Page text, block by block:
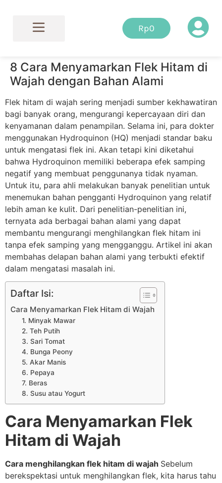
Rp0
8 Cara Menyamarkan Flek Hitam di
Wajah dengan Bahan Alami
Flek hitam di wajah sering menjadi sumber kekhawatiran
bagi banyak orang, mengurangi kepercayaan diri dan
kenyamanan dalam penampilan. Selama ini, para dokter
menggunakan Hydroquinon (HQ) menjadi standar baku
untuk mengatasi flek ini. Akan tetapi kini diketahui
bahwa Hydroquinon memiliki beberapa efek samping
negatif yang membuat penggunanya tidak nyaman.
Untuk itu, para ahli melakukan banyak penelitian untuk
menemukan bahan pengganti Hydroquinon yang relatif
lebih aman ke kulit. Dari penelitian-penelitian ini,
ternyata ada berbagai bahan alami yang dapat
membantu mengurangi menghilangkan flek hitam ini
tanpa efek samping yang mengganggu. Artikel ini akan
membahas delapan bahan alami yang terbukti efektif
dalam mengatasi masalah ini.
Daftar Isi:
Cara Menyamarkan Flek Hitam di Wajah
1. Minyak Mawar
2. Teh Putih
3. Sari Tomat
4. Bunga Peony
5. Akar Manis
6. Pepaya
7. Beras
8. Susu atau Yogurt
Cara Menyamarkan Flek
Hitam di Wajah
Cara menghilangkan flek hitam di wajah Sebelum
berekspektasi untuk menghilangkan flek, kita harus tahu